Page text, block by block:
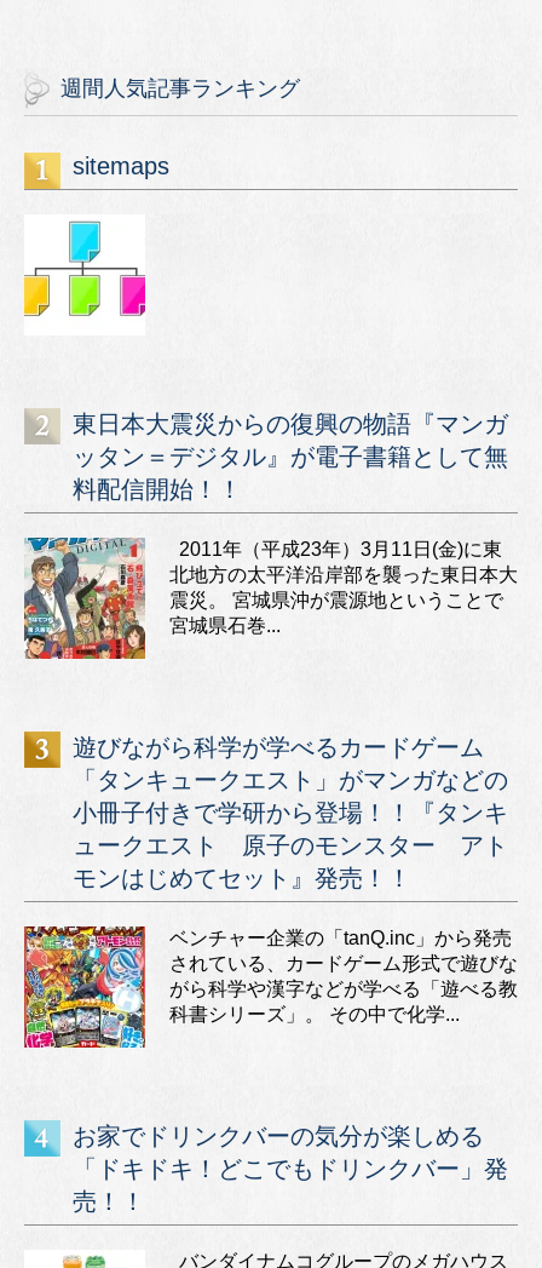
週間人気記事ランキング
sitemaps
東日本大震災からの復興の物語『マンガ
ッタン＝デジタル』が電子書籍として無
料配信開始！！
2011年（平成23年）3月11日(金)に東
北地方の太平洋沿岸部を襲った東日本大
震災。 宮城県沖が震源地ということで
宮城県石巻...
遊びながら科学が学べるカードゲーム
「タンキュークエスト」がマンガなどの
小冊子付きで学研から登場！！『タンキ
ュークエスト 原子のモンスター アト
モンはじめてセット』発売！！
ベンチャー企業の「tanQ.inc」から発売
されている、カードゲーム形式で遊びな
がら科学や漢字などが学べる「遊べる教
科書シリーズ」。 その中で化学...
お家でドリンクバーの気分が楽しめる
「ドキドキ！どこでもドリンクバー」発
売！！
バンダイナムコグループのメガハウス